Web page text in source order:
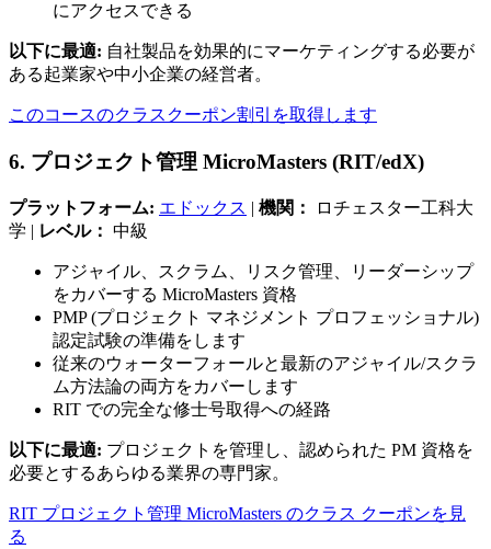
にアクセスできる
以下に最適: 自社製品を効果的にマーケティングする必要が
ある起業家や中小企業の経営者。
このコースのクラスクーポン割引を取得します
6. プロジェクト管理 MicroMasters (RIT/edX)
プラットフォーム: エドックス | 機関：
ロチェスター工科大
学 | レベル： 中級
アジャイル、スクラム、リスク管理、リーダーシップ
をカバーする MicroMasters 資格
PMP (プロジェクト マネジメント プロフェッショナル)
認定試験の準備をします
従来のウォーターフォールと最新のアジャイル/スクラ
ム方法論の両方をカバーします
RIT での完全な修士号取得への経路
以下に最適: プロジェクトを管理し、認められた PM 資格を
必要とするあらゆる業界の専門家。
RIT プロジェクト管理 MicroMasters のクラス クーポンを見
る